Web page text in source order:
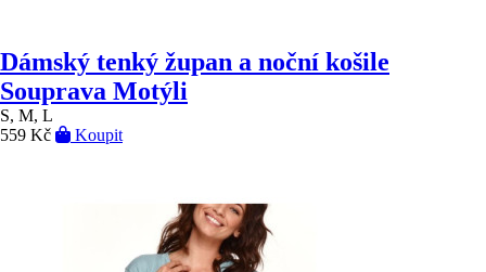
Dámský tenký župan a noční košile
Souprava Motýli
S, M, L
559 Kč
Koupit